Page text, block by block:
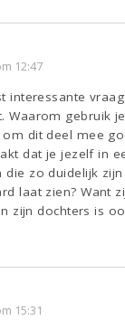
12:47
interessante
Waarom gebruik
dit deel mee
dat je jezelf in
die zo duidelijk
laat zien? Want
zijn dochters is
15:31